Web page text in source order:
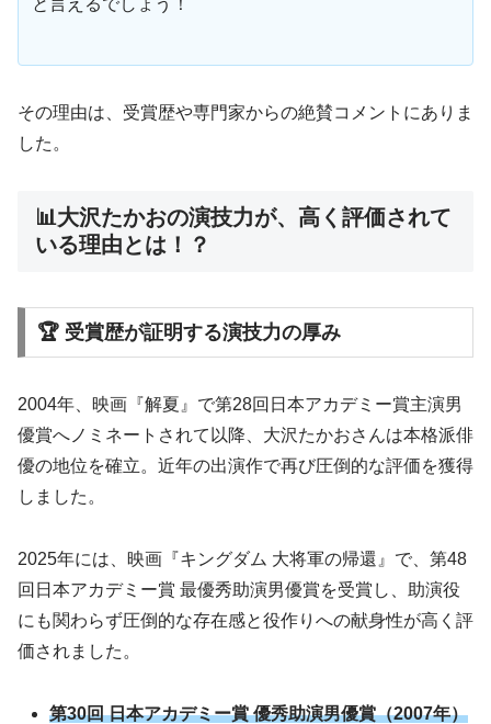
と言えるでしょう！
その理由は、受賞歴や専門家からの絶賛コメントにありま
した。
📊大沢たかおの演技力が、高く評価されて
いる理由とは！？
🏆 受賞歴が証明する演技力の厚み
2004年、映画『解夏』で第28回日本アカデミー賞主演男
優賞へノミネートされて以降、大沢たかおさんは本格派俳
優の地位を確立。近年の出演作で再び圧倒的な評価を獲得
しました。
2025年には、映画『キングダム 大将軍の帰還』で、第48
回日本アカデミー賞 最優秀助演男優賞を受賞し、助演役
にも関わらず圧倒的な存在感と役作りへの献身性が高く評
価されました。
第30回 日本アカデミー賞 優秀助演男優賞（2007年）